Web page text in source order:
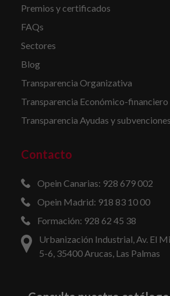
Premios y certificados
FAQs
Sectores
Blog
Transparencia Organizativa
Transparencia Económico-financiero
Transparencia Ayudas y subvenciones
Contacto
Opein Canarias: 928 679 002
Opein Madrid: 918 83 10 00
Formación: 928 62 45 38
Urbanización Industrial, Av. El
5-6, 35400 Arucas, Las Palmas